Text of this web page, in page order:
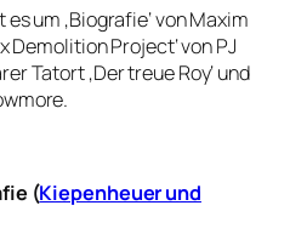
um ‚Biografie‘ von Maxim
Demolition Project‘ von PJ
Tatort ‚Der treue Roy‘ und
(Kiepenheuer und